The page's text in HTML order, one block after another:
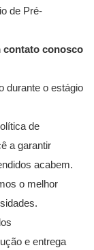
contato conosco
durante o estágio
de
a garantir
acabem.
o melhor
e entrega